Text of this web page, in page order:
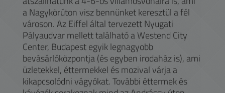
a Nagykörúton visz bennünket keresztül a fél
városon. Az Eiffel által tervezett Nyugati
Pályaudvar mellett található a Westend City
Center, Budapest egyik legnagyobb
bevásárlóközpontja (és egyben irodaház is), ami
üzletekkel, éttermekkel és mozival várja a
kikapcsolódni vágyókat. További éttermek és